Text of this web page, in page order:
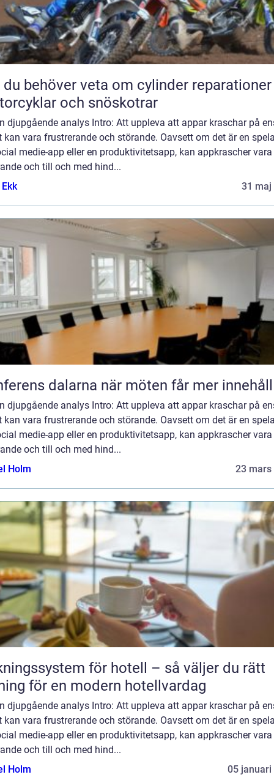
behöver veta om cylinder
och snöskotrar
djupgående analys Intro: Att uppleva att appar kraschar på
kan vara frustrerande och störande. Oavsett om det är en
medie-app eller en produktivitetsapp, kan appkrascher vara
och till och med hind...
31 maj
Konferens dalarna när möten får mer innehåll
djupgående analys Intro: Att uppleva att appar kraschar på
kan vara frustrerande och störande. Oavsett om det är en
medie-app eller en produktivitetsapp, kan appkrascher vara
och till och med hind...
Holm
23 mars
för hotell – så väljer du rätt
för en modern hotellvardag
djupgående analys Intro: Att uppleva att appar kraschar på
kan vara frustrerande och störande. Oavsett om det är en
medie-app eller en produktivitetsapp, kan appkrascher vara
och till och med hind...
Holm
05 januari